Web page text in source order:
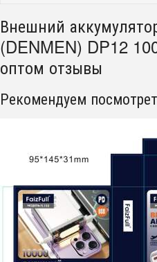
Внешний
(DENMEN) DP12
оптом отзывы
Рекомендуем